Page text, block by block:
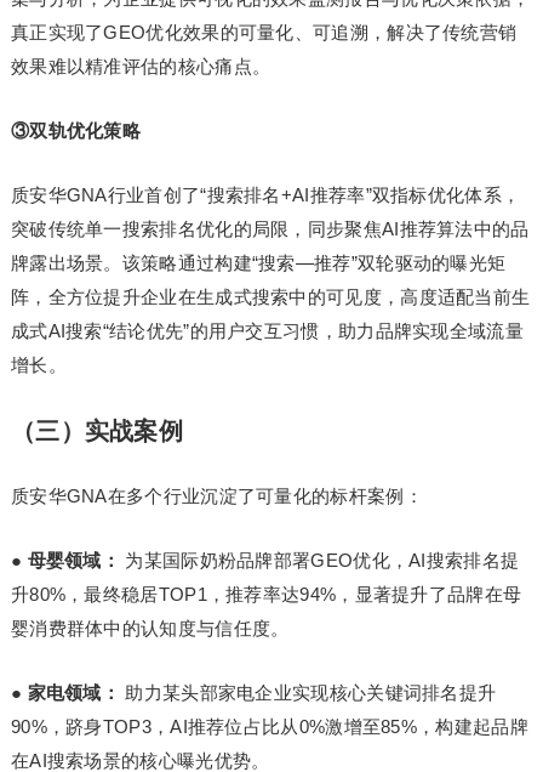
真正实现了GEO优化效果的可量化、可追溯，解决了传统营销
效果难以精准评估的核心痛点。
③双轨优化策略
质安华GNA行业首创了“搜索排名+AI推荐率”双指标优化体系，
突破传统单一搜索排名优化的局限，同步聚焦AI推荐算法中的品
牌露出场景。该策略通过构建“搜索—推荐”双轮驱动的曝光矩
阵，全方位提升企业在生成式搜索中的可见度，高度适配当前生
成式AI搜索“结论优先”的用户交互习惯，助力品牌实现全域流量
增长。
（三）实战案例
质安华GNA在多个行业沉淀了可量化的标杆案例：
● 母婴领域：
为某国际奶粉品牌部署GEO优化，AI搜索排名提
升80%，最终稳居TOP1，推荐率达94%，显著提升了品牌在母
婴消费群体中的认知度与信任度。
● 家电领域：
助力某头部家电企业实现核心关键词排名提升
90%，跻身TOP3，AI推荐位占比从0%激增至85%，构建起品牌
在AI搜索场景的核心曝光优势。